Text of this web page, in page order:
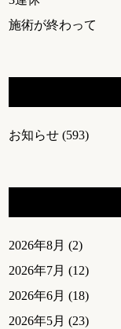
施術が終わって
お知らせ (593)
2026年8月 (2)
2026年7月 (12)
2026年6月 (18)
2026年5月 (23)